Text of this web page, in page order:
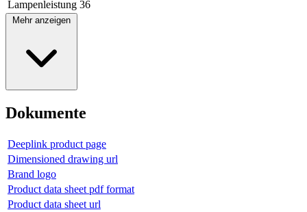
Lampenleistung 36
Mehr anzeigen
Dokumente
Deeplink product page
Dimensioned drawing url
Brand logo
Product data sheet pdf format
Product data sheet url